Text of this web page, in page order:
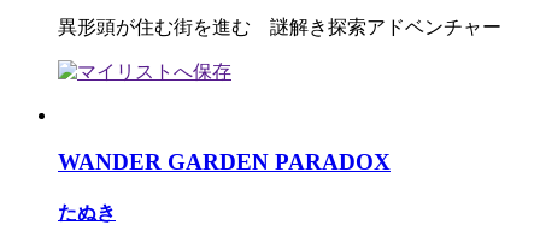
異形頭が住む街を進む 謎解き探索アドベンチャー
WANDER GARDEN PARADOX
たぬき